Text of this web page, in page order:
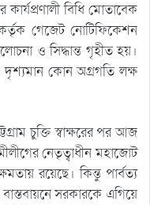
বিধি মোতাবেক
কর্তৃক গেজেট নোটিফিকেশন
ও সিদ্ধান্ত গৃহীত হয়।
দৃশ্যমান কোন অগ্রগতি লক্ষ
চুক্তি স্বাক্ষরের পর আজ
নেতৃত্বাধীন মহাজোট
রয়েছে। কিন্তু পার্বত্য
সরকারকে এগিয়ে